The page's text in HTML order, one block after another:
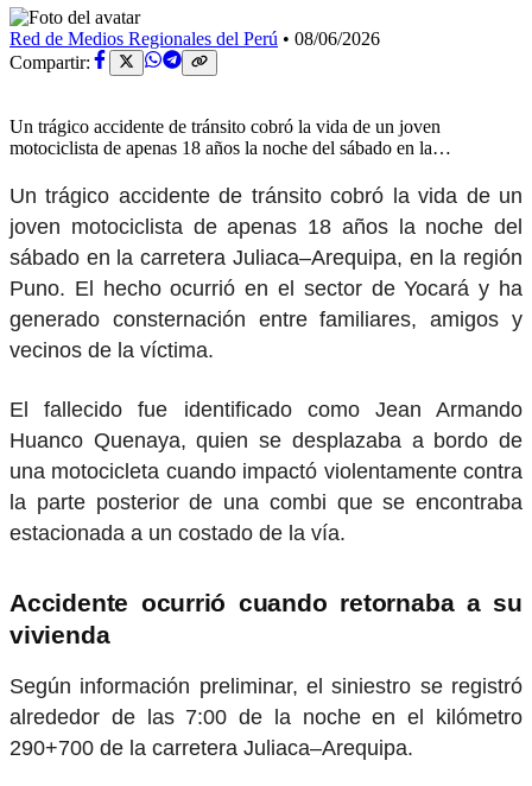
Red de Medios Regionales del Perú • 08/06/2026
Compartir:
Un trágico accidente de tránsito cobró la vida de un joven
motociclista de apenas 18 años la noche del sábado en la…
Un trágico accidente de tránsito cobró la vida de un
joven motociclista de apenas 18 años la noche del
sábado en la carretera Juliaca–Arequipa, en la región
Puno. El hecho ocurrió en el sector de Yocará y ha
generado consternación entre familiares, amigos y
vecinos de la víctima.
El fallecido fue identificado como Jean Armando
Huanco Quenaya, quien se desplazaba a bordo de
una motocicleta cuando impactó violentamente contra
la parte posterior de una combi que se encontraba
estacionada a un costado de la vía.
Accidente ocurrió cuando retornaba a su
vivienda
Según información preliminar, el siniestro se registró
alrededor de las 7:00 de la noche en el kilómetro
290+700 de la carretera Juliaca–Arequipa.